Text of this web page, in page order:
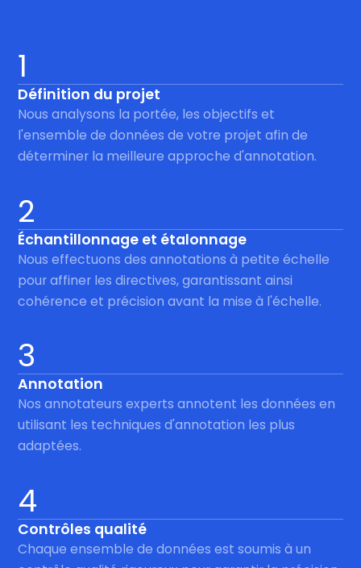
1
Définition du projet
Nous analysons la portée, les objectifs et
l'ensemble de données de votre projet afin de
déterminer la meilleure approche d'annotation.
2
Échantillonnage et étalonnage
Nous effectuons des annotations à petite échelle
pour affiner les directives, garantissant ainsi
cohérence et précision avant la mise à l'échelle.
3
Annotation
Nos annotateurs experts annotent les données en
utilisant les techniques d'annotation les plus
adaptées.
4
Contrôles qualité
Chaque ensemble de données est soumis à un